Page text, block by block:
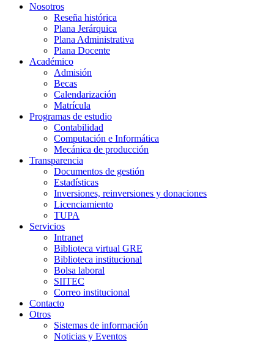
Nosotros
Reseña histórica
Plana Jerárquica
Plana Administrativa
Plana Docente
Académico
Admisión
Becas
Calendarización
Matrícula
Programas de estudio
Contabilidad
Computación e Informática
Mecánica de producción
Transparencia
Documentos de gestión
Estadísticas
Inversiones, reinversiones y donaciones
Licenciamiento
TUPA
Servicios
Intranet
Biblioteca virtual GRE
Biblioteca institucional
Bolsa laboral
SIITEC
Correo institucional
Contacto
Otros
Sistemas de información
Noticias y Eventos